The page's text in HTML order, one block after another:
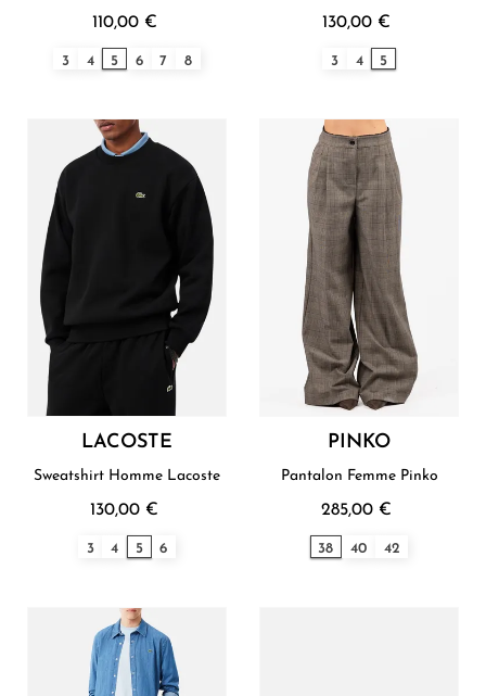
110,00 €
3 4 5 6 7 8
130,00 €
3 4 5
LACOSTE
Sweatshirt Homme Lacoste
130,00 €
3 4 5 6
PINKO
Pantalon Femme Pinko
285,00 €
38 40 42